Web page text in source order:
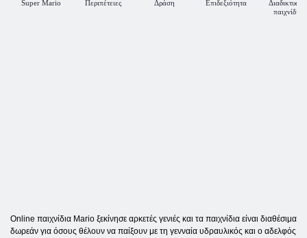
Super Mario Περιπέτειες Δράση Επιδεξιότητα
Διαδικτυακά
παιχνίδια
Online παιχνίδια Mario ξεκίνησε αρκετές γενιές και τα παιχνίδια είναι διαθέσιμα
δωρεάν για όσους θέλουν να παίξουν με τη γενναία υδραυλικός και ο αδελφός